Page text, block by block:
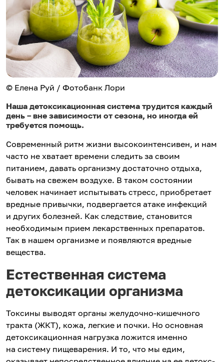
© Елена Руй / Фотобанк Лори
Наша детоксикационная система трудится каждый
день – вне зависимости от сезона, но иногда ей
требуется помощь.
Современный ритм жизни высокоинтенсивен, и нам
часто не хватает времени следить за своим
питанием, давать организму достаточно отдыха,
бывать на свежем воздухе. В таком состоянии
человек начинает испытывать стресс, приобретает
вредные привычки, подвергается атаке инфекций
и других болезней. Как следствие, становится
необходимым прием лекарственных препаратов.
Так в нашем организме и появляются вредные
вещества.
Естественная система
детоксикации организма
Токсины выводят органы желудочно-кишечного
тракта (ЖКТ), кожа, легкие и почки. Но основная
детоксикационная нагрузка ложится именно
на систему пищеварения. И то, что мы едим,